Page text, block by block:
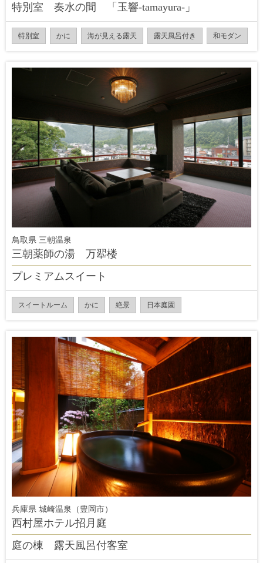
特別室 奏水の間 「玉響-tamayura-」
特別室 かに 海が見える露天 露天風呂付き 和モダン
鳥取県 三朝温泉
三朝薬師の湯 万翆楼
プレミアムスイート
スイートルーム かに 絶景 日本庭園
兵庫県 城崎温泉（豊岡市）
西村屋ホテル招月庭
庭の棟 露天風呂付客室